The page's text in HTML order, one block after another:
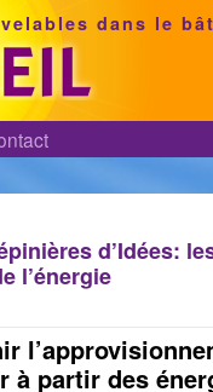
dans le
d’Idées:
l’énergie
à partir des